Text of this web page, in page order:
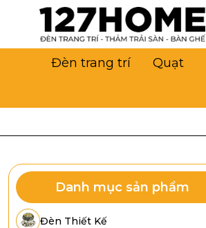
Đèn trang trí Quạt
Danh mục sản phẩm
Đèn Thiết Kế